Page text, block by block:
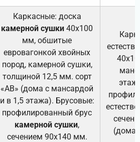
Каркасные: доска
камерной сушки 40х100
мм, обшитые
евровагонкой хвойных
пород, камерной сушки,
толщиной 12,5 мм. сорт
«АВ» (дома с мансардой
и в 1,5 этажа). Брусовые:
профилированный брус
камерной сушки,
сечением 90х140 мм.
(дома